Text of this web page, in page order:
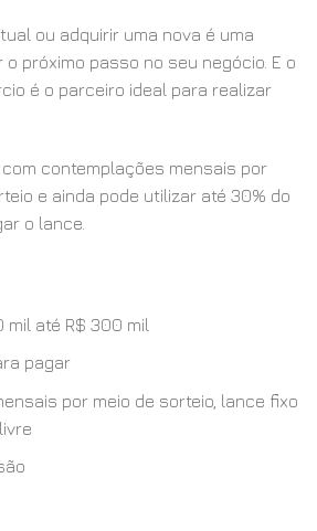
ou adquirir uma nova é uma
próximo passo no seu negócio. E o
é o parceiro ideal para realizar
com contemplações mensais por
e ainda pode utilizar até 30% do
o lance.
mil até R$ 300 mil
pagar
por meio de sorteio, lance fixo